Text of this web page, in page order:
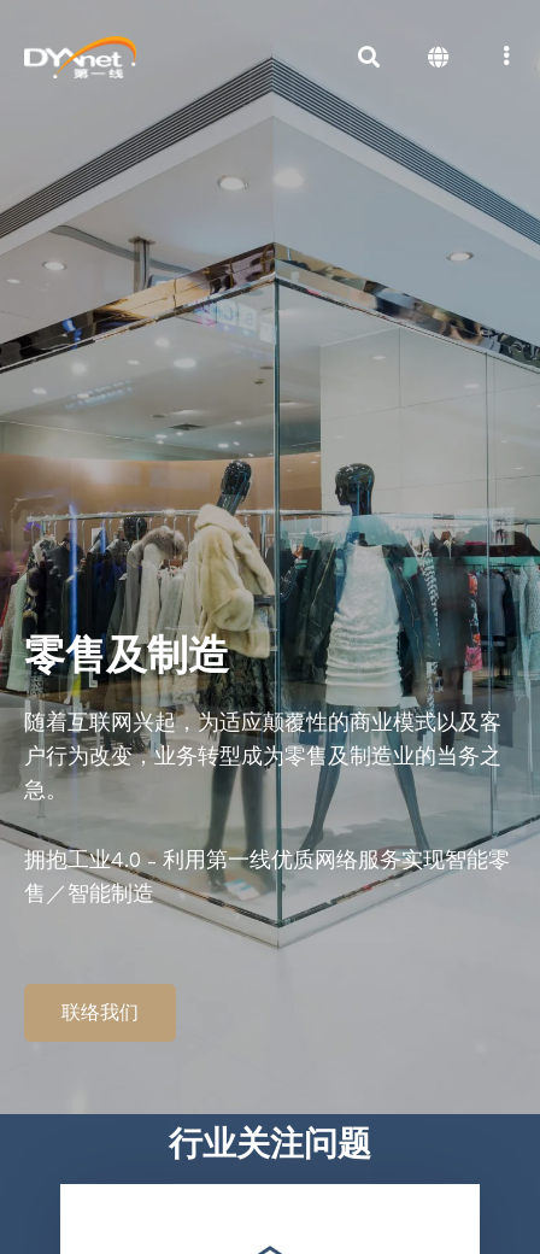
零售及制造
随着互联网兴起，为适应颠覆性的商业模式以及客
户行为改变，业务转型成为零售及制造业的当务之
急。
拥抱工业4.0 – 利用第一线优质网络服务实现智能零
售／智能制造
联络我们
行业关注问题